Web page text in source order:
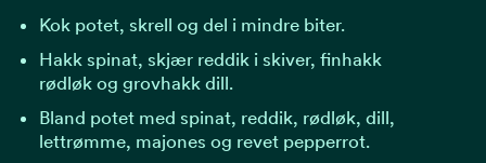
Kok potet, skrell og del i mindre biter.
Hakk spinat, skjær reddik i skiver, finhakk
rødløk og grovhakk dill.
Bland potet med spinat, reddik, rødløk, dill,
lettrømme, majones og revet pepperrot.